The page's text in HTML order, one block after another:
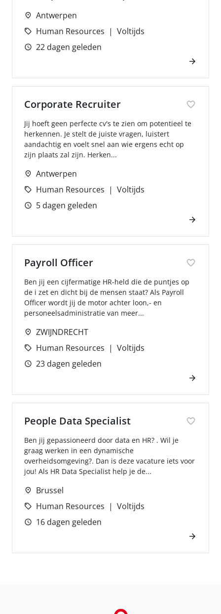
Antwerpen
Human Resources
Voltijds
22 dagen geleden
Corporate Recruiter
Jij hoeft geen perfecte cv's te zien om potentieel te
herkennen. Je stelt de juiste vragen, luistert
aandachtig en voelt snel aan wie ergens echt op
zijn plaats zal zijn. Herken...
Antwerpen
Human Resources
Voltijds
5 dagen geleden
Payroll Officer
Ben jij een cijfermatige HR-held die de puntjes op
de i zet en dicht bij de mensen staat? Als Payroll
Officer wordt jij de motor achter loon,- en
personeelsadministratie van meer...
ZWIJNDRECHT
Human Resources
Voltijds
23 dagen geleden
People Data Specialist
Ben jij gepassioneerd door data en HR? . Wil je
graag werken in een dynamische
overheidsomgeving?. Dan is deze vacature iets voor
jou! Als HR Data Specialist help je de...
Brussel
Human Resources
Voltijds
16 dagen geleden